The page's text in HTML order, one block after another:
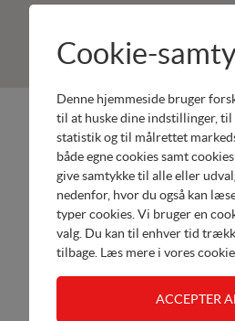
Lykkegaard
Maskinforretning
Bjergvejen
112
5672
Broby
Tel.
20338803
Honda
Have
Cookie-
Denne hjemmeside bruger
til at huske dine indstillinger, til
statistik og til målrettet
både egne cookies samt
give samtykke til alle eller
nedenfor, hvor du også kan
typer cookies. Vi bruger en
valg. Du kan til enhver tid
tilbage. Læs mere i vores